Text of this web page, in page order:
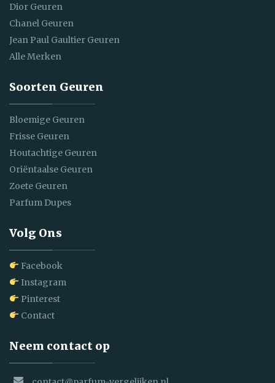
Dior Geuren
Chanel Geuren
Jean Paul Gaultier Geuren
Alle Merken
Soorten Geuren
Bloemige Geuren
Frisse Geuren
Houtachtige Geuren
Oriëntaalse Geuren
Zoete Geuren
Parfum Dupes
Volg Ons
Facebook
Instagram
Pinterest
Contact
Neem contact op